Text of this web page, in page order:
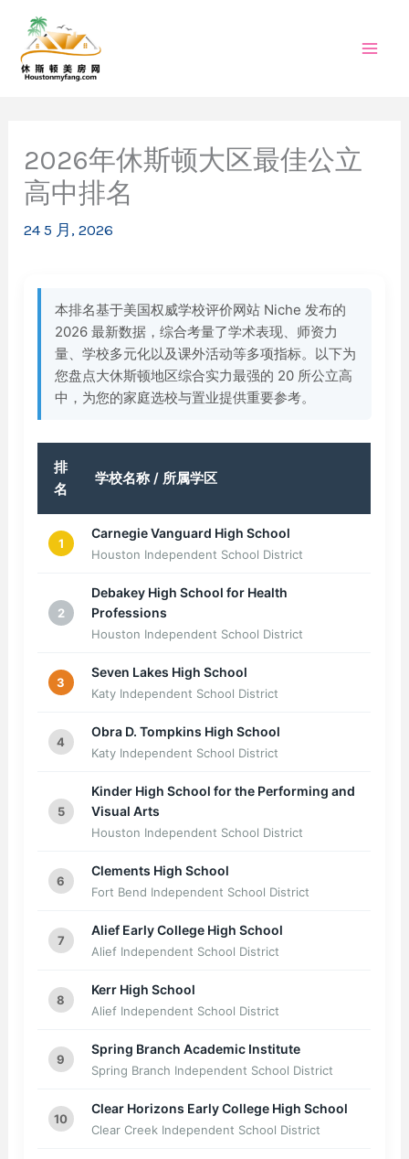
2026年休斯顿大区最佳公立
高中排名
24 5 月, 2026
本排名基于美国权威学校评价网站 Niche 发布的
2026 最新数据，综合考量了学术表现、师资力
量、学校多元化以及课外活动等多项指标。以下为
您盘点大休斯顿地区综合实力最强的 20 所公立高
中，为您的家庭选校与置业提供重要参考。
排
名
学校名称 / 所属学区
1
Carnegie Vanguard High School
Houston Independent School District
2
Debakey High School for Health
Professions
Houston Independent School District
3
Seven Lakes High School
Katy Independent School District
4
Obra D. Tompkins High School
Katy Independent School District
5
Kinder High School for the Performing and
Visual Arts
Houston Independent School District
6
Clements High School
Fort Bend Independent School District
7
Alief Early College High School
Alief Independent School District
8
Kerr High School
Alief Independent School District
9
Spring Branch Academic Institute
Spring Branch Independent School District
10
Clear Horizons Early College High School
Clear Creek Independent School District